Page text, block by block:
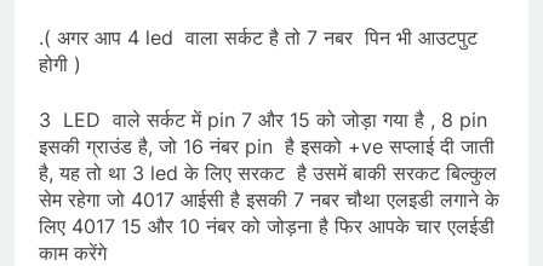
.( अगर आप 4 led वाला सर्कट है तो 7 नबर पिन भी आउटपुट
होगी )
3 LED वाले सर्कट में pin 7 और 15 को जोड़ा गया है , 8 pin
इसकी ग्राउंड है, जो 16 नंबर pin है इसको +ve सप्लाई दी जाती
है, यह तो था 3 led के लिए सरकट है उसमें बाकी सरकट बिल्कुल
सेम रहेगा जो 4017 आईसी है इसकी 7 नबर चौथा एलइडी लगाने के
लिए 4017 15 और 10 नंबर को जोड़ना है फिर आपके चार एलईडी
काम करेंगे